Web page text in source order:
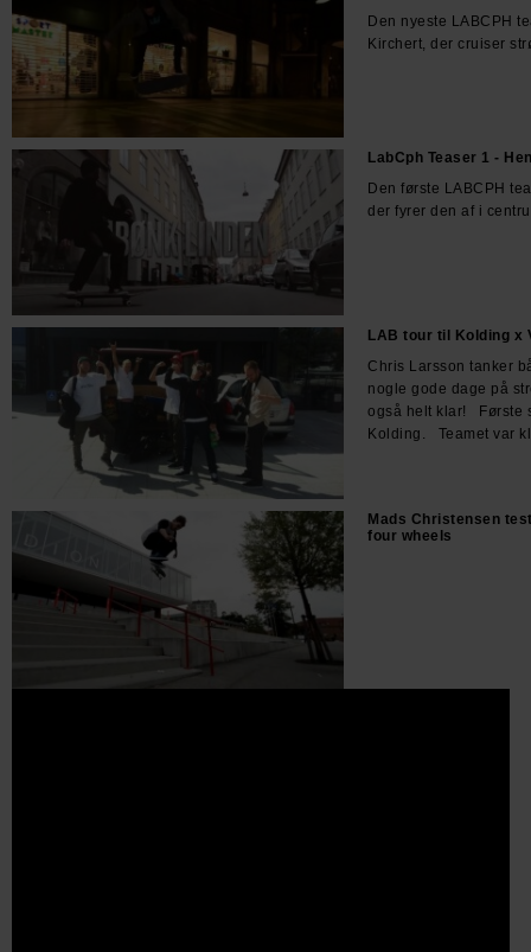
Den nyeste LABCPH
Kirchert, der cruiser
LabCph Teaser 1 -
Den første LABCPH
der fyrer den af i
LAB tour til Kolding x
Chris Larsson tanker
nogle gode dage på
også helt klar! Første
Kolding. Teamet var
Mads Christensen
four wheels